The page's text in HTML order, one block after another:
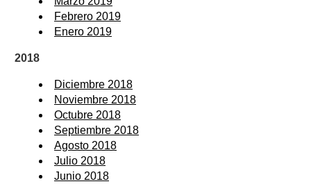
Febrero 2019
Enero 2019
2018
Diciembre 2018
Noviembre 2018
Octubre 2018
Septiembre 2018
Agosto 2018
Julio 2018
Junio 2018